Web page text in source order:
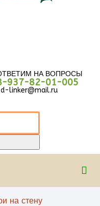
НА ВОПРОСЫ
937-82-01-005
linker@mail.ru
на стену